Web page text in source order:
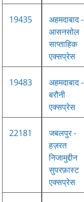
19435
अहमदाबाद -
आसनसोल
साप्ताहिक
एक्सप्रेस
19483
अहमदाबाद -
बरौनी
एक्सप्रेस
22181
जबलपुर -
हज़रत
निजामुद्दीन
सुपरफ़ास्ट
एक्सप्रेस